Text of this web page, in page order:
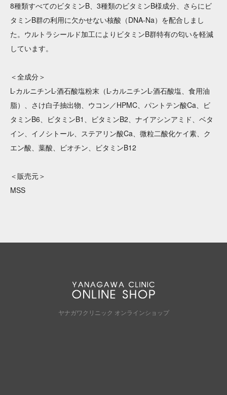
8種類すべてのビタミンB、3種類のビタミンB様成分、さらにビ
タミンB群の利用に欠かせない核酸（DNA-Na）を配合しまし
た。ウルトラシールド加工によりビタミンB群特有の匂いを軽減
しています。
＜全成分＞
L-カルニチンL-酒石酸塩粉末（L-カルニチンL-酒石酸塩、食用油
脂）、さけ白子抽出物、ウコン／HPMC、パントテン酸Ca、ビ
タミンB6、ビタミンB1、ビタミンB2、ナイアシンアミド、ベタ
イン、イノシトール、ステアリン酸Ca、微粒二酸化ケイ素、ク
エン酸、葉酸、ビオチン、ビタミンB12
＜販売元＞
MSS
ヤナガワクリニック オンラインショップ